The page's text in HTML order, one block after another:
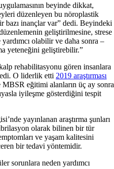
beyinde dikkat,
düzenleyen bu nöroplastik
bazı inançlar var” dedi. Beyindeki
geliştirilmesine, strese
yardımcı olabilir ve daha sonra –
yeteneğini geliştirebilir.”
rehabilitasyonu gören insanlara
O liderlik etti 2019 araştırması
eğitimi alanların üç ay sonra
iyileşme gösterdiğini tespit
yayınlanan araştırma şunları
olarak bilinen bir tür
ve yaşam kalitesini
bir tedavi yöntemidir.
sorunlara neden yardımcı